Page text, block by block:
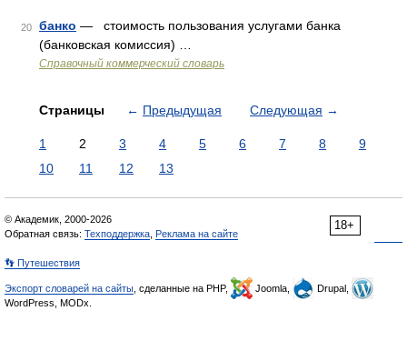
20 банко — стоимость пользования услугами банка
(банковская комиссия) …
Справочный коммерческий словарь
Страницы ← Предыдущая Следующая →
1 2 3 4 5 6 7 8
9
10
11 12 13
18+
© Академик, 2000-2026
Обратная связь: Техподдержка Реклама на сайте
👣 Путешествия
Экспорт словарей на сайты , сделанные на PHP, Joomla,
Drupal,
WordPress, MODx.